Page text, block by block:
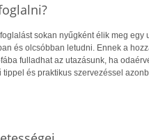
sokan nyűgként élik meg
és olcsóbban letudni. Ennek a
fulladhat az utazásunk, ha
tippel és praktikus szervezéssel